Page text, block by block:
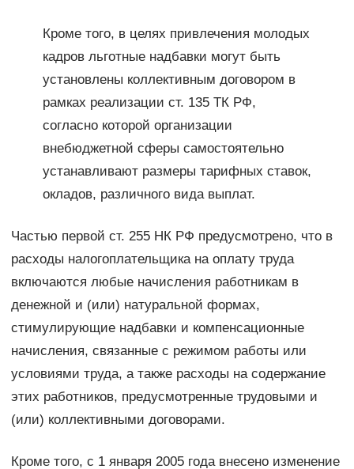
Кроме того, в целях привлечения молодых
кадров льготные надбавки могут быть
установлены коллективным договором в
рамках реализации ст. 135 ТК РФ,
согласно которой организации
внебюджетной сферы самостоятельно
устанавливают размеры тарифных ставок,
окладов, различного вида выплат.
Частью первой ст. 255 НК РФ предусмотрено, что в
расходы налогоплательщика на оплату труда
включаются любые начисления работникам в
денежной и (или) натуральной формах,
стимулирующие надбавки и компенсационные
начисления, связанные с режимом работы или
условиями труда, а также расходы на содержание
этих работников, предусмотренные трудовыми и
(или) коллективными договорами.
Кроме того, с 1 января 2005 года внесено изменение